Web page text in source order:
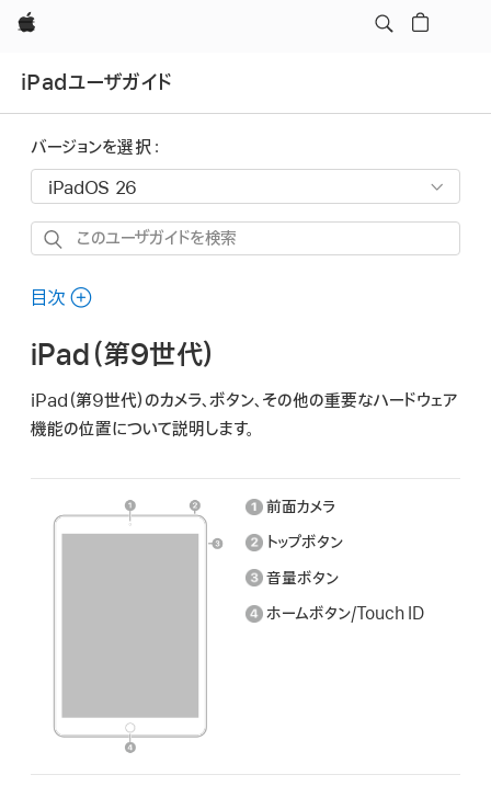
Apple
iPadユーザガイド
バージョンを選択：
こ
ユ
ザ
イ
ド
目次
iPad（第9世代）
iPad（第9世代）のカメラ、ボタン、その他の重要なハードウェア
機能の位置について説明します。
前面カメラ
トップボタン
音量ボタン
ホームボタン/Touch ID